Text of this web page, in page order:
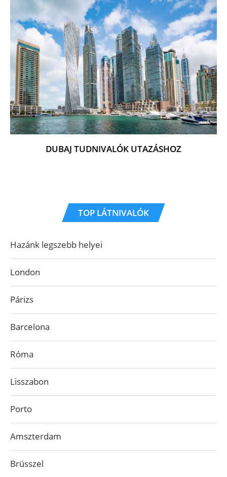
DUBAJ TUDNIVALÓK UTAZÁSHOZ
TOP LÁTNIVALÓK
Hazánk legszebb helyei
London
Párizs
Barcelona
Róma
Lisszabon
Porto
Amszterdam
Brüsszel